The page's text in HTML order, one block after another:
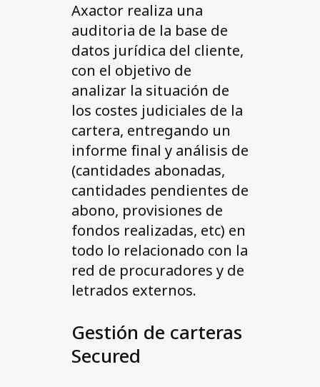
Axactor realiza una
auditoria de la base de
datos jurídica del cliente,
con el objetivo de
analizar la situación de
los costes judiciales de la
cartera, entregando un
informe final y análisis de
(cantidades abonadas,
cantidades pendientes de
abono, provisiones de
fondos realizadas, etc) en
todo lo relacionado con la
red de procuradores y de
letrados externos.
Gestión de carteras
Secured